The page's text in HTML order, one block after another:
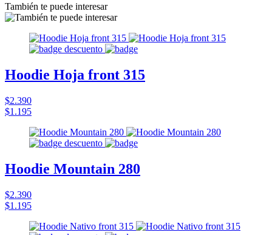
También te puede interesar
Hoodie Hoja front 315
$2.390
$1.195
Hoodie Mountain 280
$2.390
$1.195